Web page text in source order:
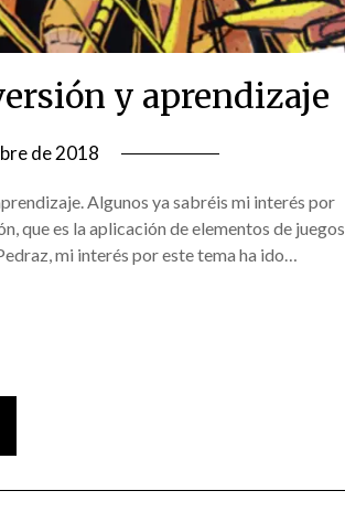
y aprendizaje
de 2018
Algunos ya sabréis mi interés por
que es la aplicación de elementos de juegos
mi interés por este tema ha ido…